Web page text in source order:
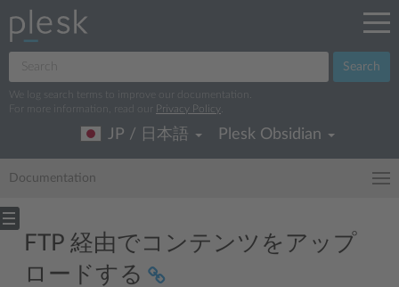
Search
We log search terms to improve our documentation.
For more information, read our
Privacy Policy
JP / 日本語 Plesk Obsidian
Documentation
FTP 経由でコンテンツをアップ
ロードする